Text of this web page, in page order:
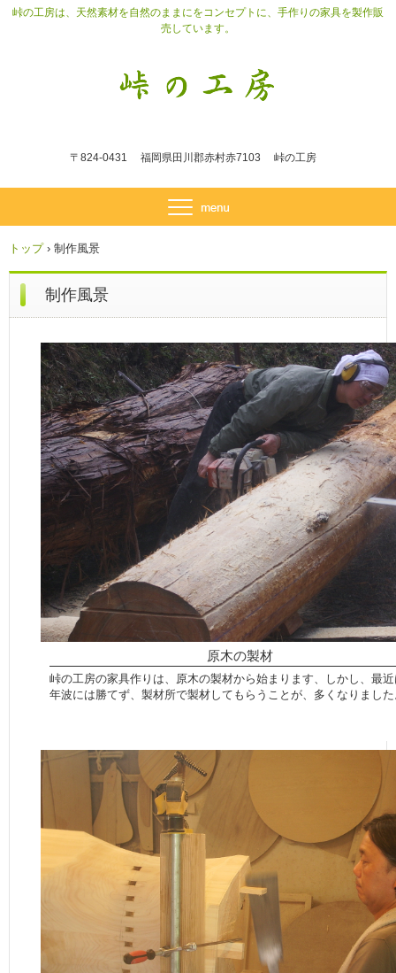
峠の工房は、天然素材を自然のままにをコンセプトに、手作りの家具を製作販
売しています。
〒824-0431 福岡県田川郡赤村赤7103 峠の工房
トップ › 制作風景
制作風景
原木の製材
峠の工房の家具作りは、原木の製材から始まります、しかし、最
年波には勝てず、製材所で製材してもらうことが、多くなりまし